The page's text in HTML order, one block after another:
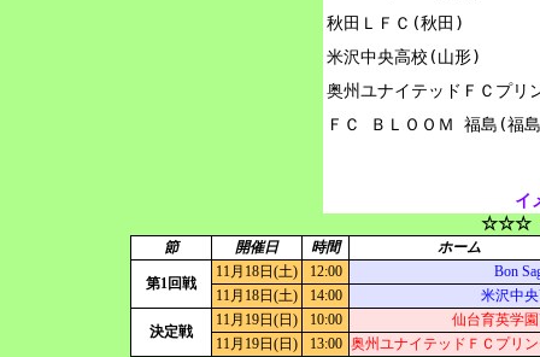
秋田ＬＦＣ(秋田)
米沢中央高校(山形)
奥州ユナイテッドＦＣプリ
イ
☆☆☆
節 開催日 時間 ホーム
第1回戦
11月18日(土) 12:00
Bon
11月18日(土)
14:00 米沢中
決定戦
11月19日(日) 10:00
仙台育英学
11月19日(日)
13:00 奥州ユナイテッドＦＣプリ